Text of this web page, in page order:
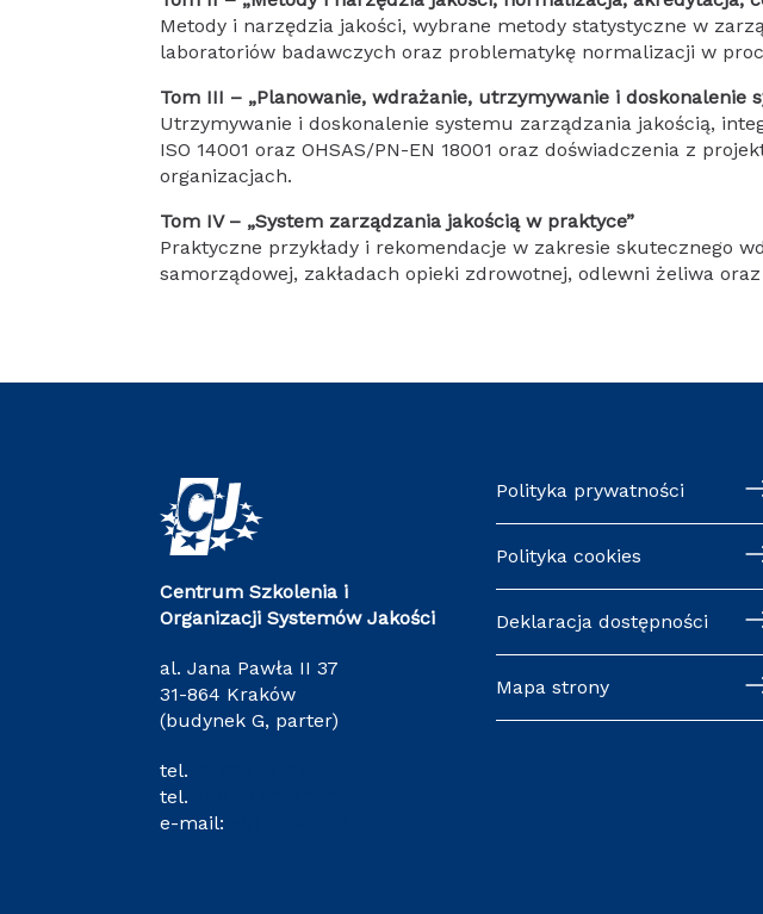
Metody i narzędzia jakości, wybrane metody statystyczne w
laboratoriów badawczych oraz problematykę normalizacji w
Tom III – „Planowanie, wdrażanie, utrzymywanie i doskonalenie
Utrzymywanie i doskonalenie systemu zarządzania jakością,
ISO 14001 oraz OHSAS/PN-EN 18001 oraz doświadczenia z
organizacjach.
Tom IV – „System zarządzania jakością w praktyce”
Praktyczne przykłady i rekomendacje w zakresie skutecznego
samorządowej, zakładach opieki zdrowotnej, odlewni żeliwa
Centrum Szkolenia i
Organizacji Systemów Jakości
al. Jana Pawła II 37
31-864 Kraków
(budynek G, parter)
tel.
tel.
e-mail:
Polityka prywatności
Polityka cookies
Deklaracja dostępności
Mapa strony